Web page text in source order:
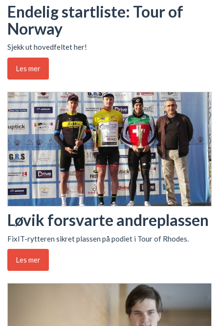
Endelig startliste: Tour of
Norway
Sjekk ut hovedfeltet her!
Les mer
Løvik forsvarte andreplassen
FixIT-rytteren sikret plassen på podiet i Tour of Rhodes.
Les mer